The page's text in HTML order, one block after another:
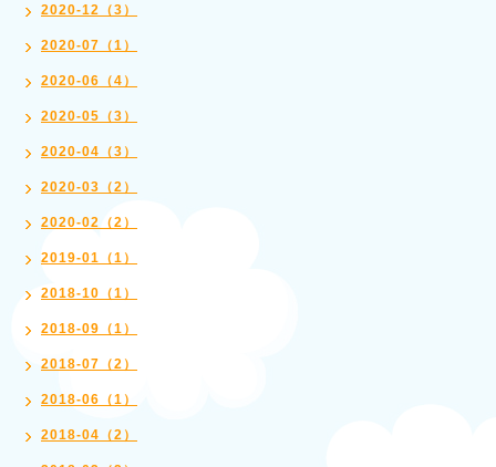
2020-12（3）
2020-07（1）
2020-06（4）
2020-05（3）
2020-04（3）
2020-03（2）
2020-02（2）
2019-01（1）
2018-10（1）
2018-09（1）
2018-07（2）
2018-06（1）
2018-04（2）